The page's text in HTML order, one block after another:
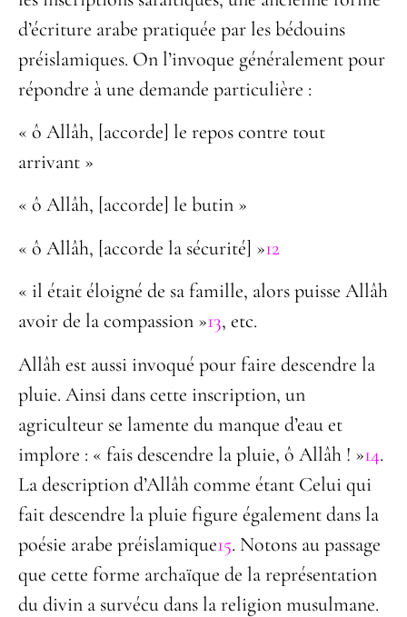
d’écriture arabe pratiquée par les bédouins
préislamiques. On l’invoque généralement pour
répondre à une demande particulière :
« ô Allâh, [accorde] le repos contre tout
arrivant »
« ô Allâh, [accorde] le butin »
« ô Allâh, [accorde la sécurité] »12
« il était éloigné de sa famille, alors puisse Allâh
avoir de la compassion »13, etc.
Allâh est aussi invoqué pour faire descendre la
pluie. Ainsi dans cette inscription, un
agriculteur se lamente du manque d’eau et
implore : « fais descendre la pluie, ô Allâh ! »14.
La description d’Allâh comme étant Celui qui
fait descendre la pluie figure également dans la
poésie arabe préislamique15. Notons au passage
que cette forme archaïque de la représentation
du divin a survécu dans la religion musulmane.